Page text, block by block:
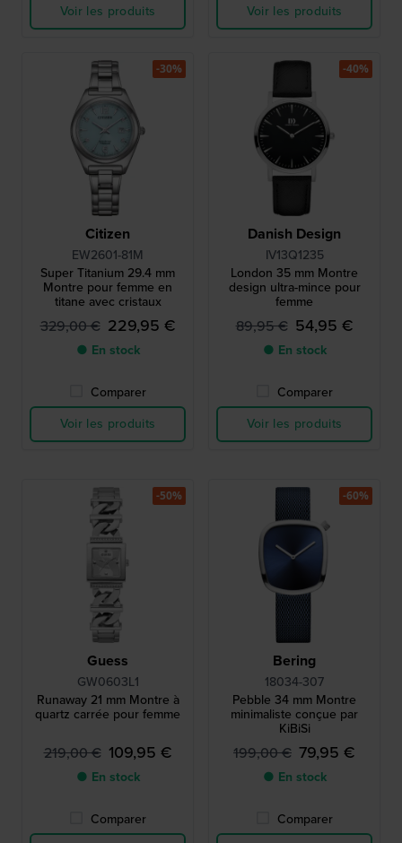
Voir les produits
Voir les produits
Citizen
EW2601-81M
Super Titanium 29.4 mm
Montre pour femme en
titane avec cristaux
329,00 € 229,95 €
● En stock
Comparer
Voir les produits
-30%
Danish Design
IV13Q1235
London 35 mm Montre
design ultra-mince pour
femme
89,95 € 54,95 €
● En stock
Comparer
Voir les produits
-40%
Guess
GW0603L1
Runaway 21 mm Montre à
quartz carrée pour femme
219,00 € 109,95 €
● En stock
Comparer
-50%
Bering
18034-307
Pebble 34 mm Montre
minimaliste conçue par
KiBiSi
199,00 € 79,95 €
● En stock
Comparer
-60%